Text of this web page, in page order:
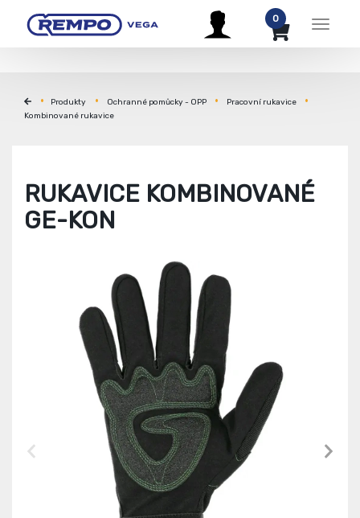
Menu
0
Produkty Ochranné pomůcky - OPP
Pracovní rukavice
Kombinované rukavice
RUKAVICE KOMBINOVANÉ
GE-KON